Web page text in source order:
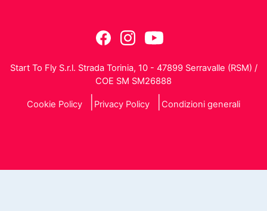
Start To Fly S.r.l. Strada Torinia, 10 - 47899 Serravalle (RSM) /
COE SM SM26888
Cookie Policy Privacy Policy Condizioni generali